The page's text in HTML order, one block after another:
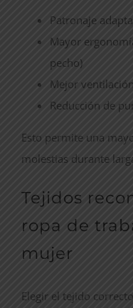
Patronaje
Mayor
pecho)
Mejor
Reducción de
Esto permite una
molestias durante
Tejidos
ropa de
mujer
Elegir el tejido